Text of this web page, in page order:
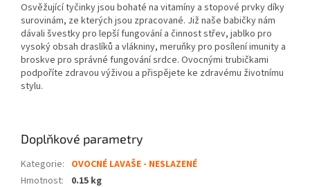
Osvěžující tyčinky jsou bohaté na vitamíny a stopové prvky díky
surovinám, ze kterých jsou zpracované. Již naše babičky nám
dávali švestky pro lepší fungování a činnost střev, jablko pro
vysoký obsah draslíků a vlákniny, meruňky pro posílení imunity a
broskve pro správné fungování srdce. Ovocnými trubičkami
podpoříte zdravou výživou a přispějete ke zdravému životnímu
stylu.
Doplňkové parametry
Kategorie: OVOCNÉ LAVAŠE - NESLAZENÉ
Hmotnost:
0.15 kg